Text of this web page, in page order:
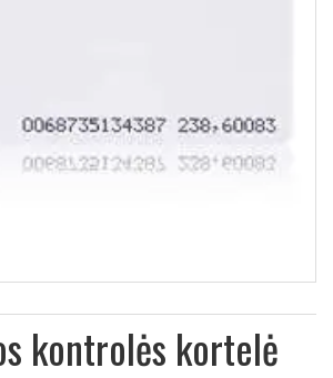
kontrolės kortelė